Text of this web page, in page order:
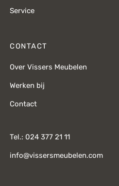
Service
CONTACT
Over Vissers Meubelen
Werken bij
Contact
Tel.: 024 377 21 11
info@vissersmeubelen.com